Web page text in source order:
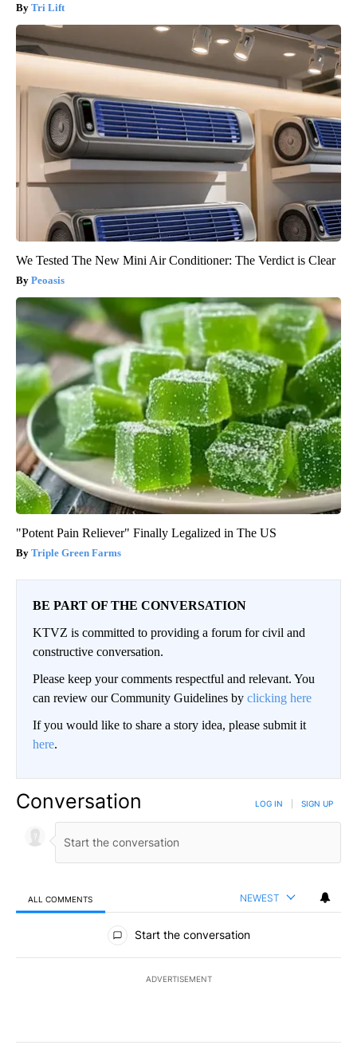
Tri Lift
We Tested The New Mini Air Conditioner: The Verdict is Clear
Peoasis
"Potent Pain Reliever" Finally Legalized in The US
Triple Green Farms
BE PART OF THE CONVERSATION
KTVZ is committed to providing a forum for civil and
constructive conversation.
Please keep your comments respectful and relevant. You
can review our Community Guidelines by clicking here
If you would like to share a story idea, please submit it
here.
Conversation LOG IN SIGN UP
ALL COMMENTS NEWEST
All Comments
Start the conversation
ADVERTISEMENT